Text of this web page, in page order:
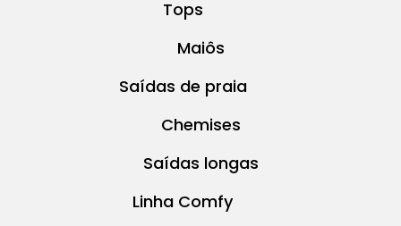
Tops
Maiôs
Saídas de praia
Chemises
Saídas longas
Linha Comfy